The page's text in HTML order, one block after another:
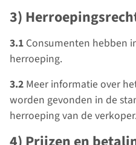
3)
3.1 Consumenten hebben
herroeping.
3.2 Meer informatie over
worden gevonden in de
herroeping van de verkoper.